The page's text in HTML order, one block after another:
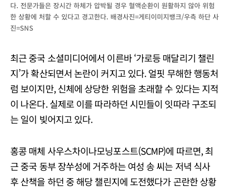
다. 전문가들은 장시간 하체가 압박될 경우 혈액순환이 원활하지 않아 위험
한 상황에 처할 수 있다고 경고한다. 배경사진=게티이미지뱅크/우측 하단 사
진=SNS
최근 중국 소셜미디어에서 이른바 ‘가로등 매달리기 챌린
지’가 확산되면서 논란이 커지고 있다. 얼핏 무해한 행동처
럼 보이지만, 신체에 상당한 위험을 초래할 수 있다는 지적
이 나온다. 실제로 이를 따라하던 시민들이 잇따라 구조되
는 일이 빚어지고 있다.
홍콩 매체 사우스차이나모닝포스트(SCMP)에 따르면, 최
근 중국 동부 장쑤성에 거주하는 여성 송 씨는 저녁 식사
후 산책을 하던 중 해당 챌린지에 도전했다가 곤란한 상황